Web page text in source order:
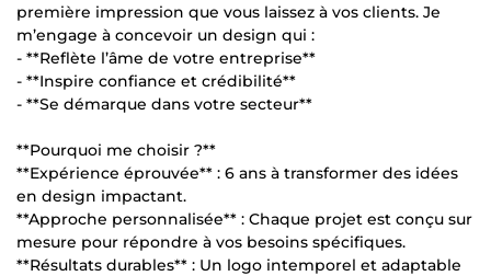
première impression que vous laissez à vos clients. Je
m’engage à concevoir un design qui :
- **Reflète l’âme de votre entreprise**
- **Inspire confiance et crédibilité**
- **Se démarque dans votre secteur**
**Pourquoi me choisir ?**
**Expérience éprouvée** : 6 ans à transformer des idées
en design impactant.
**Approche personnalisée** : Chaque projet est conçu sur
mesure pour répondre à vos besoins spécifiques.
**Résultats durables** : Un logo intemporel et adaptable